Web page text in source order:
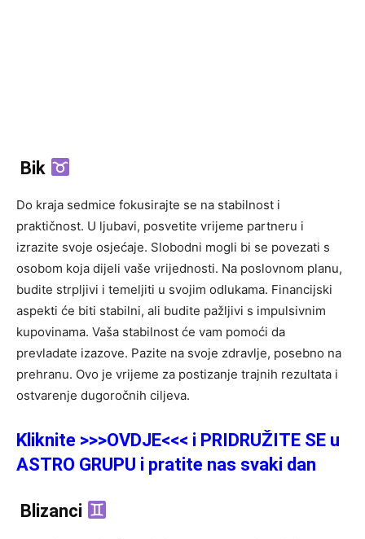
Bik
Do kraja sedmice fokusirajte se na stabilnost i
praktičnost. U ljubavi, posvetite vrijeme partneru i
izrazite svoje osjećaje. Slobodni mogli bi se povezati s
osobom koja dijeli vaše vrijednosti. Na poslovnom planu,
budite strpljivi i temeljiti u svojim odlukama. Financijski
aspekti će biti stabilni, ali budite pažljivi s impulsivnim
kupovinama. Vaša stabilnost će vam pomoći da
prevladate izazove. Pazite na svoje zdravlje, posebno na
prehranu. Ovo je vrijeme za postizanje trajnih rezultata i
ostvarenje dugoročnih ciljeva.
Kliknite >>>OVDJE<<< i PRIDRUŽITE SE u
ASTRO GRUPU i pratite nas svaki dan
Blizanci